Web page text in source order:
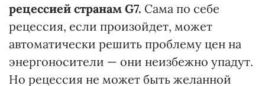
рецессией странам G7. Сама по себе
рецессия, если произойдет, может
автоматически решить проблему цен на
энергоносители — они неизбежно упадут.
Но рецессия не может быть желанной